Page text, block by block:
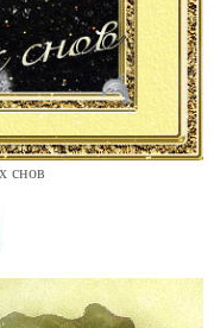
снов